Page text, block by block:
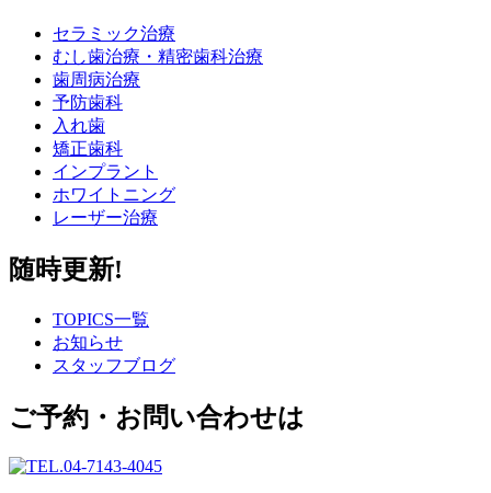
セラミック治療
むし歯治療・精密歯科治療
歯周病治療
予防歯科
入れ歯
矯正歯科
インプラント
ホワイトニング
レーザー治療
随時更新!
TOPICS一覧
お知らせ
スタッフブログ
ご予約・お問い合わせは